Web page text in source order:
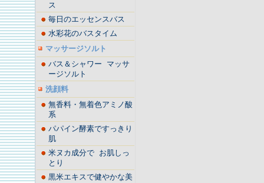
ス
毎日のエッセンスバス
水彩花のバスタイム
マッサージソルト
バス＆シャワー マッサ
ージソルト
洗顔料
無香料・無着色アミノ酸
系
パパイン酵素ですっきり
肌
米ヌカ成分で お肌しっ
とり
黒米エキスで健やかな美